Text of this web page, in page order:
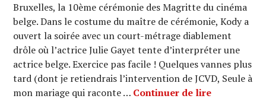
Bruxelles, la 10ème cérémonie des Magritte du cinéma
belge. Dans le costume du maître de cérémonie, Kody a
ouvert la soirée avec un court-métrage diablement
drôle où l’actrice Julie Gayet tente d’interpréter une
actrice belge. Exercice pas facile ! Quelques vannes plus
tard (dont je retiendrais l’intervention de JCVD, Seule à
mon mariage qui raconte … Continuer de lire